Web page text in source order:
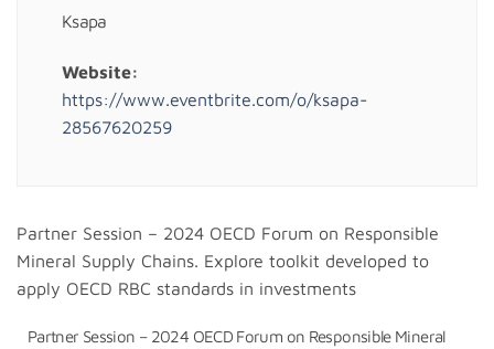
Ksapa
Website:
https://www.eventbrite.com/o/ksapa-
28567620259
Partner Session – 2024 OECD Forum on Responsible
Mineral Supply Chains. Explore toolkit developed to
apply OECD RBC standards in investments
Partner Session – 2024 OECD Forum on Responsible Mineral